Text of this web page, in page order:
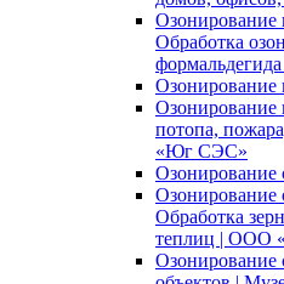
Озонирование
Обработка
Озонирование
Озонирование
потопа,
«Юг СЭС»
Озонирование
Озонирование
Обработка
теплиц | ООО
Озонирование